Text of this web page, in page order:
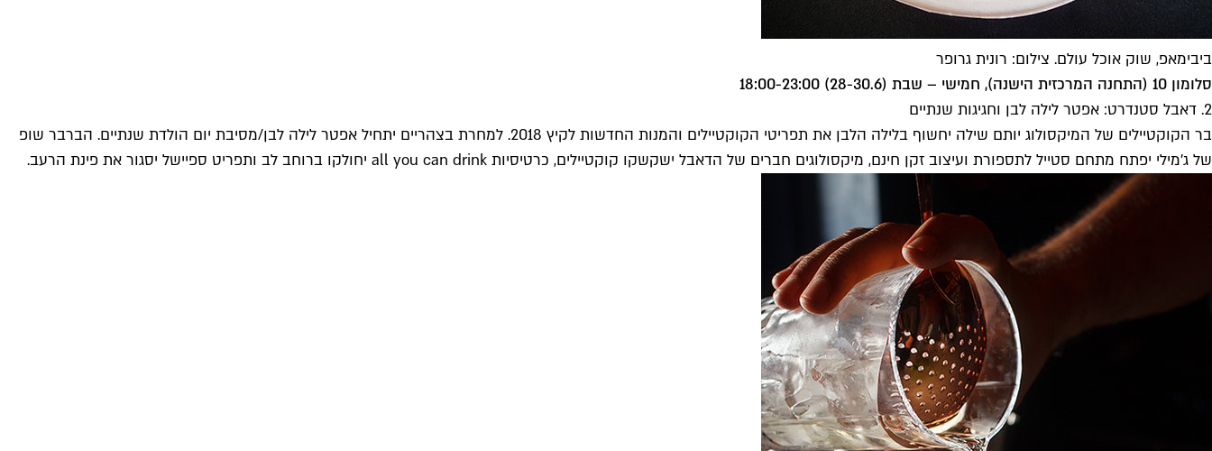
ביבימאפ, שוק אוכל עולם. צילום: רונית גרופר
סלומון 10 (התחנה המרכזית הישנה), חמישי – שבת (28-30.6) 18:00-23:00
2. דאבל סטנדרט: אפטר לילה לבן וחגיגות שנתיים
בר הקוקטיילים של המיקסולוג יותם שילה יחשוף בלילה הלבן את תפריטי הקוקטיילים והמנות החדשות לקיץ 2018. למחרת בצהריים יתחיל אפטר לילה לבן/מסיבת יום הולדת שנתיים. הברבר שופ
של ג׳מילי יפתח מתחם סטייל לתספורת ועיצוב זקן חינם, מיקסולוגים חברים של הדאבל ישקשקו קוקטיילים, כרטיסיות all you can drink יחולקו ברוחב לב ותפריט ספיישל יסגור את פינת הרעב.